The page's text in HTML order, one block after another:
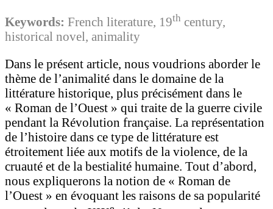
Keywords: French literature, 19th century,
historical novel, animality
Dans le présent article, nous voudrions aborder le
thème de l’animalité dans le domaine de la
littérature historique, plus précisément dans le
« Roman de l’Ouest » qui traite de la guerre civile
pendant la Révolution française. La représentation
de l’histoire dans ce type de littérature est
étroitement liée aux motifs de la violence, de la
cruauté et de la bestialité humaine. Tout d’abord,
nous expliquerons la notion de « Roman de
l’Ouest » en évoquant les raisons de sa popularité